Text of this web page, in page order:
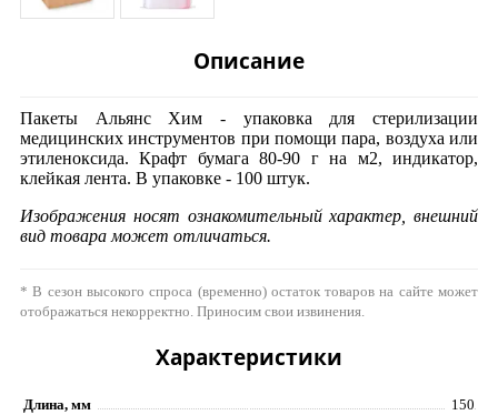
Описание
Пакеты Альянс Хим - упаковка для стерилизации
медицинских инструментов при помощи пара, воздуха или
этиленоксида. Крафт бумага 80-90 г на м2, индикатор,
клейкая лента. В упаковке - 100 штук.
Изображения носят ознакомительный характер, внешний
вид товара может отличаться.
* В сезон высокого спроса (временно) остаток товаров на сайте может
отображаться некорректно. Приносим свои извинения.
Характеристики
Длина, мм 150